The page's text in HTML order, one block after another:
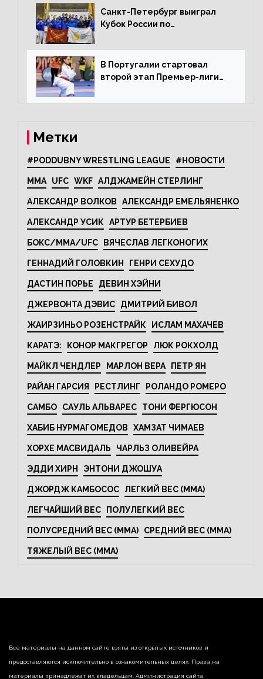
Санкт-Петербург выиграл
Кубок России по
В Португалии стартовал
второй этап Премьер-лиги
Метки
#PODDUBNY WRESTLING LEAGUE #НОВОСТИ
MMA UFC WKF АЛДЖАМЕЙН СТЕРЛИНГ
АЛЕКСАНДР ВОЛКОВ АЛЕКСАНДР ЕМЕЛЬЯНЕНКО
АЛЕКСАНДР УСИК АРТУР БЕТЕРБИЕВ
БОКС/MMA/UFC ВЯЧЕСЛАВ ЛЕГКОНОГИХ
ГЕННАДИЙ ГОЛОВКИН ГЕНРИ СЕХУДО
ДАСТИН ПОРЬЕ ДЕВИН ХЭЙНИ
ДЖЕРВОНТА ДЭВИС ДМИТРИЙ БИВОЛ
ЖАИРЗИНЬО РОЗЕНСТРАЙК ИСЛАМ МАХАЧЕВ
КАРАТЭ: КОНОР МАКГРЕГОР ЛЮК РОКХОЛД
МАЙКЛ ЧЕНДЛЕР МАРЛОН ВЕРА ПЕТР ЯН
РАЙАН ГАРСИЯ РЕСТЛИНГ РОЛАНДО РОМЕРО
САМБО САУЛЬ АЛЬВАРЕС ТОНИ ФЕРГЮСОН
ХАБИБ НУРМАГОМЕДОВ ХАМЗАТ ЧИМАЕВ
ХОРХЕ МАСВИДАЛЬ ЧАРЛЬЗ ОЛИВЕЙРА
ЭДДИ ХИРН ЭНТОНИ ДЖОШУА
ДЖОРДЖ КАМБОСОС ЛЕГКИЙ ВЕС (MMA)
ЛЕГЧАЙШИЙ ВЕС ПОЛУЛЕГКИЙ ВЕС
ПОЛУСРЕДНИЙ ВЕС (MMA) СРЕДНИЙ ВЕС (MMA)
ТЯЖЕЛЫЙ ВЕС (MMA)
Все материалы на данном сайте взяты из открытых источников и
предоставляются исключительно в ознакомительных целях. Права на
материалы принадлежат их владельцам. Администрация сайта